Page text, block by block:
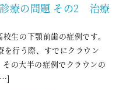
療の問題 その2 治療
生の下顎前歯の症例です。
を行う際、すでにクラウン
その大半の症例でクラウンの